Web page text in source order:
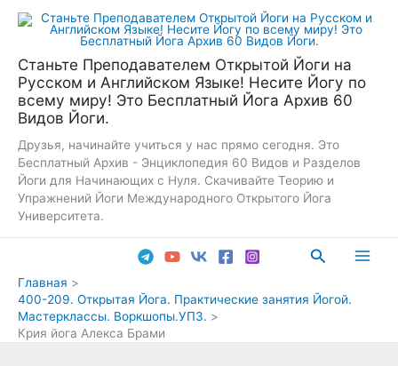
Перейти
Станьте Преподавателем Открытой Йоги на
Русском и Английском Языке! Несите Йогу по
всему миру! Это Бесплатный Йога Архив 60
Видов Йоги.
Друзья, начинайте учиться у нас прямо сегодня. Это
Бесплатный Архив - Энциклопедия 60 Видов и Разделов
Йоги для Начинающих с Нуля. Скачивайте Теорию и
Упражнений Йоги Международного Открытого Йога
Университета.
Поиск
Главная
400-209. Открытая Йога. Практические занятия Йогой.
Мастерклассы. Воркшопы.УПЗ.
Крия йога Алекса Брами